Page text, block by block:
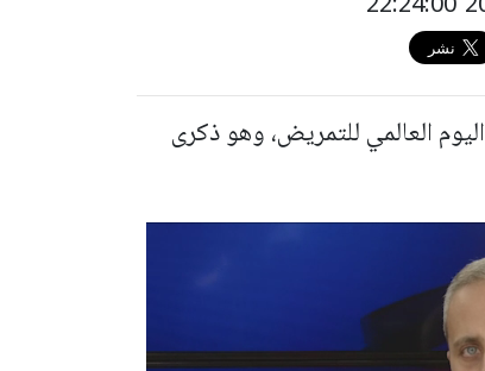
العالمي للتمريض، وهو ذكرى